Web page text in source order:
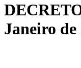
Janeiro de